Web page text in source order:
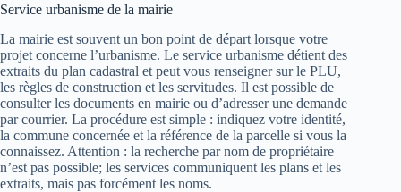
Service urbanisme de la mairie
La mairie est souvent un bon point de départ lorsque votre
projet concerne l’urbanisme. Le service urbanisme détient des
extraits du plan cadastral et peut vous renseigner sur le PLU,
les règles de construction et les servitudes. Il est possible de
consulter les documents en mairie ou d’adresser une demande
par courrier. La procédure est simple : indiquez votre identité,
la commune concernée et la référence de la parcelle si vous la
connaissez. Attention : la recherche par nom de propriétaire
n’est pas possible; les services communiquent les plans et les
extraits, mais pas forcément les noms.